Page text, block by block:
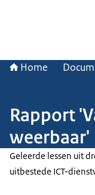
Home
Rapport
weerbaar'
Geleerde lessen uit
uitbestede ICT-